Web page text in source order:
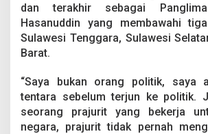
dan terakhir sebagai
Hasanuddin yang membawahi
Sulawesi Tenggara, Sulawesi
Barat.
“Saya bukan orang politik, saya
tentara sebelum terjun ke politik.
seorang prajurit yang bekerja
negara, prajurit tidak pernah